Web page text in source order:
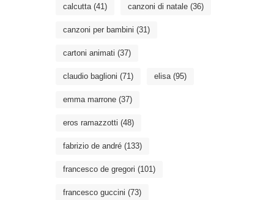
calcutta(41) canzoni di natale (36)
canzoni per bambini (31)
cartoni animati (37)
claudio baglioni (71) elisa(95)
emma marrone (37)
eros ramazzotti (48)
fabrizio de andré (133)
francesco de gregori (101)
francesco guccini (73)